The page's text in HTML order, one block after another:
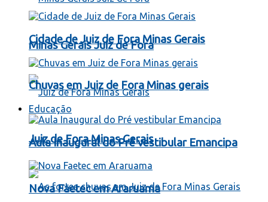
Minas Gerais Juiz de Fora
Juiz de Fora Minas Gerais
Cidade de Juiz de Fora Minas Gerais
Chuvas em Juiz de Fora Minas gerais
Educação
Aula Inaugural do Pré vestibular Emancipa
Nova Faetec em Araruama